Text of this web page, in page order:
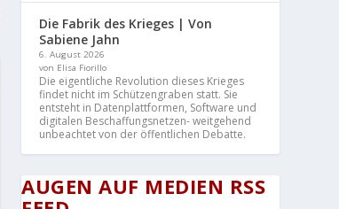
Die Fabrik des Krieges | Von
Sabiene Jahn
6. August 2026
von Elisa Fiorillo
Die eigentliche Revolution dieses Krieges
findet nicht im Schützengraben statt. Sie
entsteht in Datenplattformen, Software und
digitalen Beschaffungsnetzen- weitgehend
unbeachtet von der öffentlichen Debatte.
AUGEN AUF MEDIEN RSS